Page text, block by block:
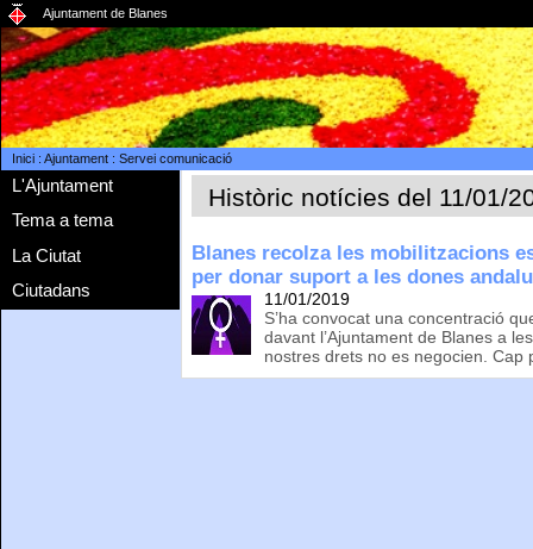
Ajuntament de Blanes
Inici: Ajuntament: Servei comunicació
L'Ajuntament
Tema a tema
La Ciutat
Ciutadans
Històric notícies del 11/01/
Blanes recolza les mobilitzacions
per donar suport a les dones
11/01/2019
S’ha convocat una concentració
davant l’Ajuntament de Blanes a
nostres drets no es negocien. Cap